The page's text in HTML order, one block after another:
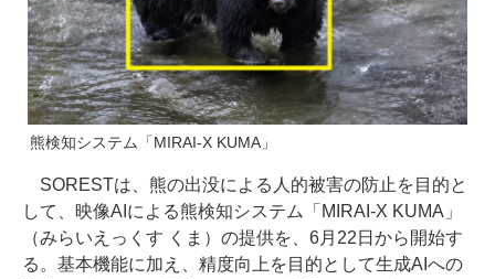
熊検知システム「MIRAI-X KUMA」
SORESTは、熊の出没による人的被害の防止を目的と
して、映像AIによる熊検知システム「MIRAI-X KUMA」
（みらいえっくす くま）の提供を、6月22日から開始す
る。基本機能に加え、精度向上を目的として生成AIへの